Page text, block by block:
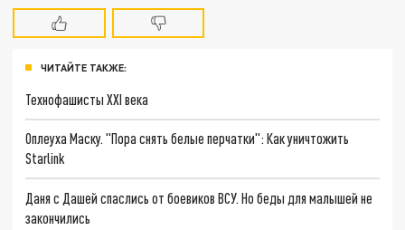
ЧИТАЙТЕ ТАКЖЕ:
Технофашисты XXI века
Оплеуха Маску. "Пора снять белые перчатки": Как уничтожить
Starlink
Даня с Дашей спаслись от боевиков ВСУ. Но беды для малышей не
закончились